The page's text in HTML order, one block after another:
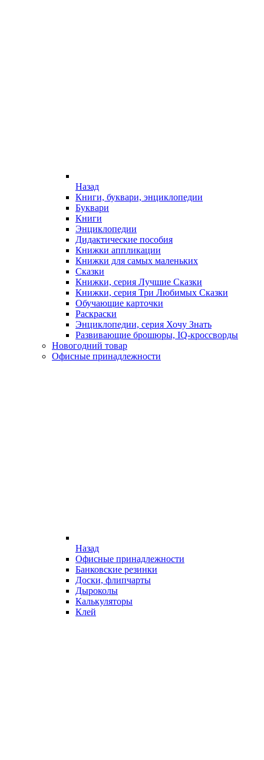
Назад
Книги, буквари, энциклопедии
Буквари
Книги
Энциклопедии
Дидактические пособия
Книжки аппликации
Книжки для самых маленьких
Сказки
Книжки, серия Лучшие Сказки
Книжки, серия Три Любимых Сказки
Обучающие карточки
Раскраски
Энциклопедии, серия Хочу Знать
Развивающие брошюры, IQ-кроссворды
Новогодний товар
Офисные принадлежности
Назад
Офисные принадлежности
Банковские резинки
Доски, флипчарты
Дыроколы
Калькуляторы
Клей